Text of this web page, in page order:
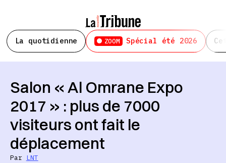
La quotidienne ZOOM Spécial été 2026
Salon « Al Omrane Expo
2017 » : plus de 7000
visiteurs ont fait le
déplacement
Par LNT